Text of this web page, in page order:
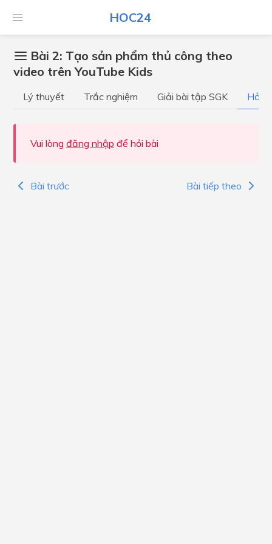
HOC24
Bài 2: Tạo sản phẩm thủ công theo
video trên YouTube Kids
Lý thuyết Trắc nghiệm Giải bài tập SGK Hỏi
Vui lòng đăng nhập để hỏi bài
Bài trước Bài tiếp theo